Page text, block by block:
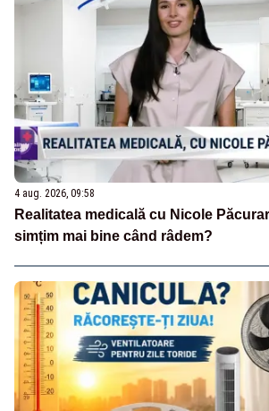
4 aug. 2026, 09:58
Realitatea medicală cu Nicole
simțim mai bine când râdem?